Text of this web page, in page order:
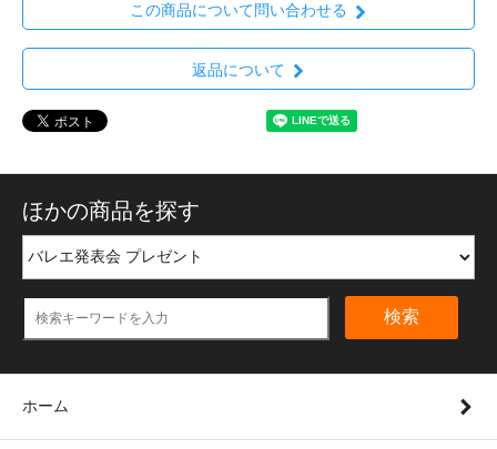
この商品について問い合わせる
返品について
ほかの商品を探す
検索
ホーム